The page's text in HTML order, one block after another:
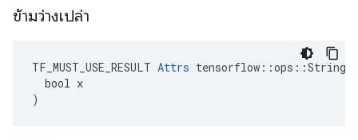
ข้ามว่างเปล่า
TF_MUST_USE_RESULT Attrs
  bool x
)